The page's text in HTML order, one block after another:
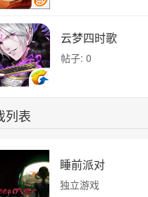
云梦四时歌
帖子: 0
列表
睡前派对
独立游戏